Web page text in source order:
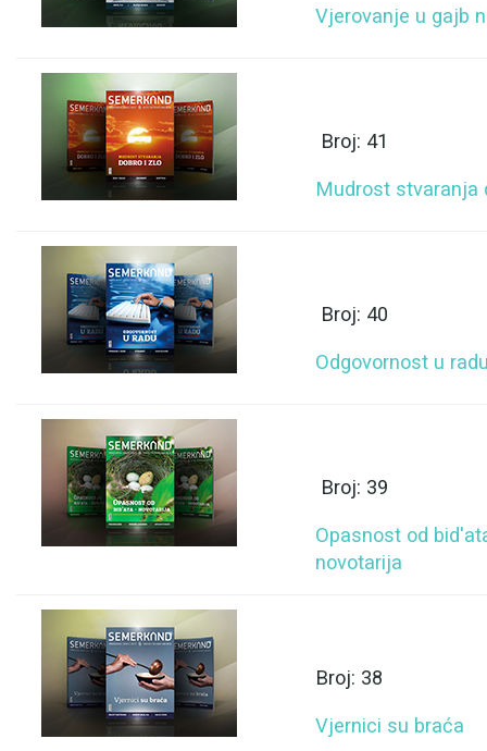
Vjerovanje u gajb
Broj: 41
Mudrost stvaranja
Broj: 40
Odgovornost u
Broj: 39
Opasnost od
novotarija
Broj: 38
Vjernici su braća